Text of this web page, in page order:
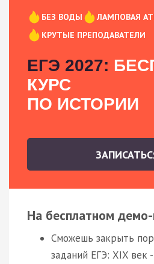
БЕЗ ВОДЫ
ЛАМПОВАЯ
КРУТЫЕ ПРЕПОДАВАТЕЛИ
ЕГЭ 2027:
КУРС
ПО ИСТОРИИ
На бесплатном
Сможешь закрыть
заданий ЕГЭ: XIX век